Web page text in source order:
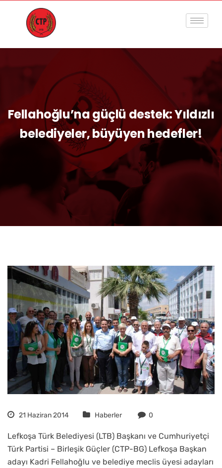
Fellahoğlu’na güçlü destek: Yıldızlı
belediyeler, büyüyen hedefler!
21 Haziran 2014 Haberler 0
Lefkoşa Türk Belediyesi (LTB) Başkanı ve Cumhuriyetçi
Türk Partisi – Birleşik Güçler (CTP-BG) Lefkoşa Başkan
adayı Kadri Fellahoğlu ve belediye meclis üyesi adayları